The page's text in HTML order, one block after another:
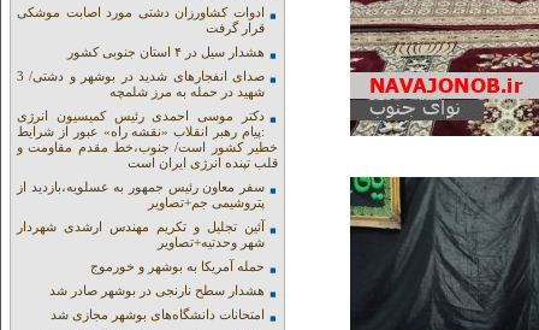
ادوات کشاورزان دشتی مورد اصابت موشکی
قرار گرفت
هشدار سیل در ۴ استان جنوبی کشور
صدای انفجارهای شدید در بوشهر و دشتی/ 3
شهید در حمله به مرز شلمچه
دکتر موسی احمدی رئیس کمیسیون انرژی
:پیام رهبر انقلاب «نقشه راه» عبور از شرایط
خطیر کشور است/ جنوب،خط مقدم مقاومت و
قلب تپنده انرژی ایران است
سفر معاون رئیس جمهور به عسلویه،بازدید از
پتروشیمی جم+تصاویر
آئین تجلیل و تکریم مهندس ارشدی شهردار
شهر وحدتیه+تصاویر
حمله آمریکا به بوشهر و خورموج
هشدار سطح نارنجی در بوشهر صادر شد
امتحانات دانشگاه‌های بوشهر مجازی شد